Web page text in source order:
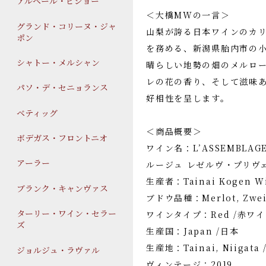
グランド・コリーヌ・ジャ
ポン
シャトー・メルシャン
パソ・デ・セニョランス
ベティッグ
ボデガス・フロントニオ
アーラー
ブランク・キャンヴァス
ターリー・ワイン・セラー
ズ
ジョルジュ・ラヴァル
＜大橋MWの一言＞
山梨が誇る日本ワインのカ
を務める、新潟県胎内市の
晴らしい地勢の畑のメルロ
レの花の香り、そして滋味
好相性を呈します。
＜商品概要＞
ワイン名：
ルージュ レゼルヴ・プリヴ
生産者：Tainai Kogen
ブドウ品種：Merlot,
ワインタイプ：Red /赤ワ
生産国：Japan /日本
生産地：Tainai, Niigata /